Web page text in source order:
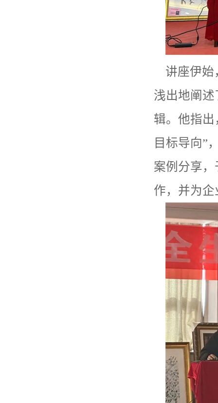
讲座伊始
浅出地阐
辑。他指
目标导向”
案例分享
作，并为